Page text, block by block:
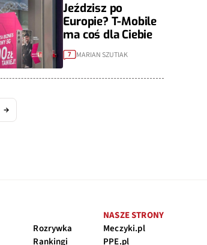
Jeździsz po
Europie? T-Mobile
ma coś dla Ciebie
7 MARIAN SZUTIAK
→
Rozrywka
Rankingi
NASZE STRONY
Meczyki.pl
PPE.pl